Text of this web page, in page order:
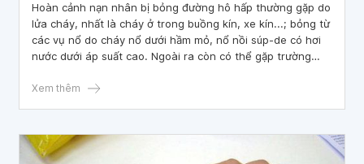
Hoàn cảnh nạn nhân bị bỏng đường hô hấp thường gặp do
lửa cháy, nhất là cháy ở trong buồng kín, xe kín...; bỏng từ
các vụ nổ do cháy nổ dưới hầm mỏ, nổ nồi súp-de có hơi
nước dưới áp suất cao. Ngoài ra còn có thể gặp trường
học lỏng gây bỏng sặc vào đường thở khi ngã đầu ngập
Xem thêm